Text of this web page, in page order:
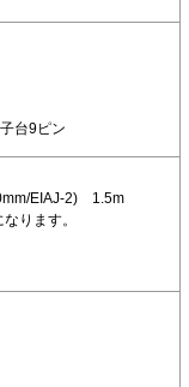
台9ピン
EIAJ-2) 1.5m
ります。